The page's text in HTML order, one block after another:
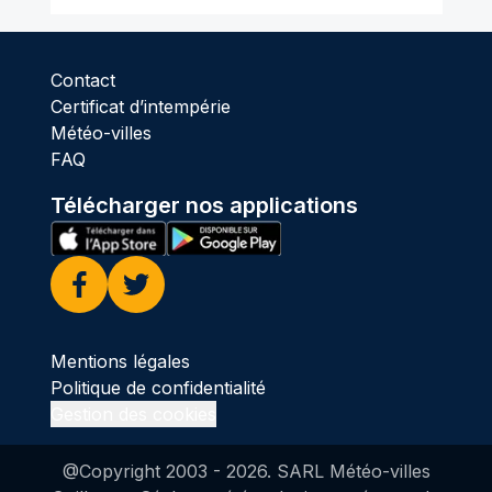
Contact
Certificat d’intempérie
Météo-villes
FAQ
Télécharger nos applications
Facebook
Twitter
Mentions légales
Politique de confidentialité
@Copyright 2003 - 2026. SARL Météo-villes